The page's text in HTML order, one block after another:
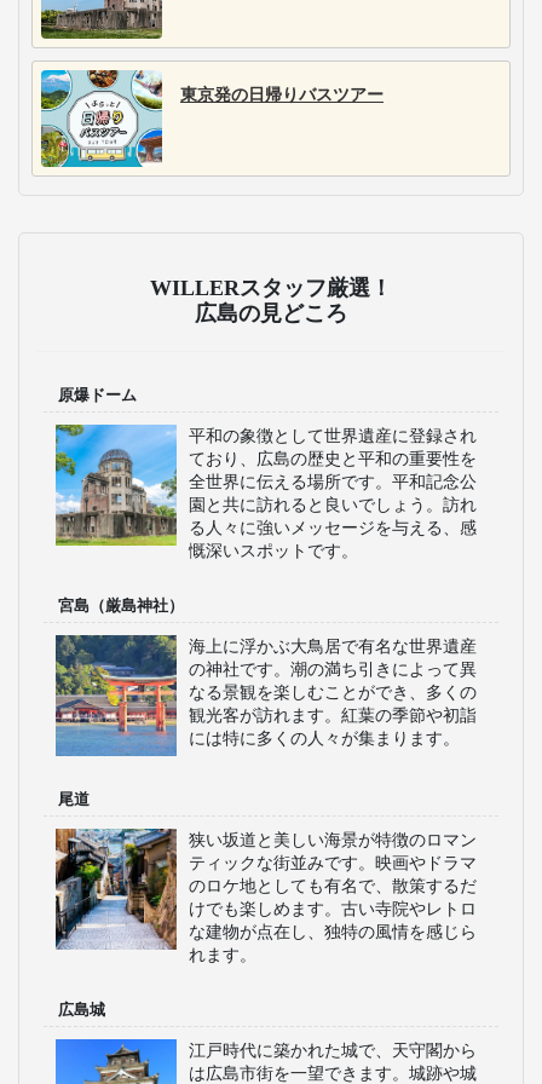
東京発の日帰りバスツアー
WILLERスタッフ厳選！
広島の見どころ
原爆ドーム
平和の象徴として世界遺産に登録され
ており、広島の歴史と平和の重要性を
全世界に伝える場所です。平和記念公
園と共に訪れると良いでしょう。訪れ
る人々に強いメッセージを与える、感
慨深いスポットです。
宮島（厳島神社）
海上に浮かぶ大鳥居で有名な世界遺産
の神社です。潮の満ち引きによって異
なる景観を楽しむことができ、多くの
観光客が訪れます。紅葉の季節や初詣
には特に多くの人々が集まります。
尾道
狭い坂道と美しい海景が特徴のロマン
ティックな街並みです。映画やドラマ
のロケ地としても有名で、散策するだ
けでも楽しめます。古い寺院やレトロ
な建物が点在し、独特の風情を感じら
れます。
広島城
江戸時代に築かれた城で、天守閣から
は広島市街を一望できます。城跡や城